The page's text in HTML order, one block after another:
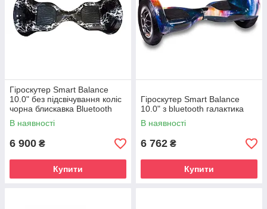
Гіроскутер Smart Balance
10.0" без підсвічування коліс
чорна блискавка Bluetooth
В наявності
6 900 ₴
Купити
Гіроскутер Smart Balance
10.0" з bluetooth галактика
В наявності
6 762 ₴
Купити